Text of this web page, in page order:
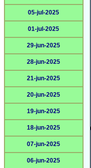
05-jul-2025
01-jul-2025
29-jun-2025
28-jun-2025
21-jun-2025
20-jun-2025
19-jun-2025
18-jun-2025
07-jun-2025
06-jun-2025